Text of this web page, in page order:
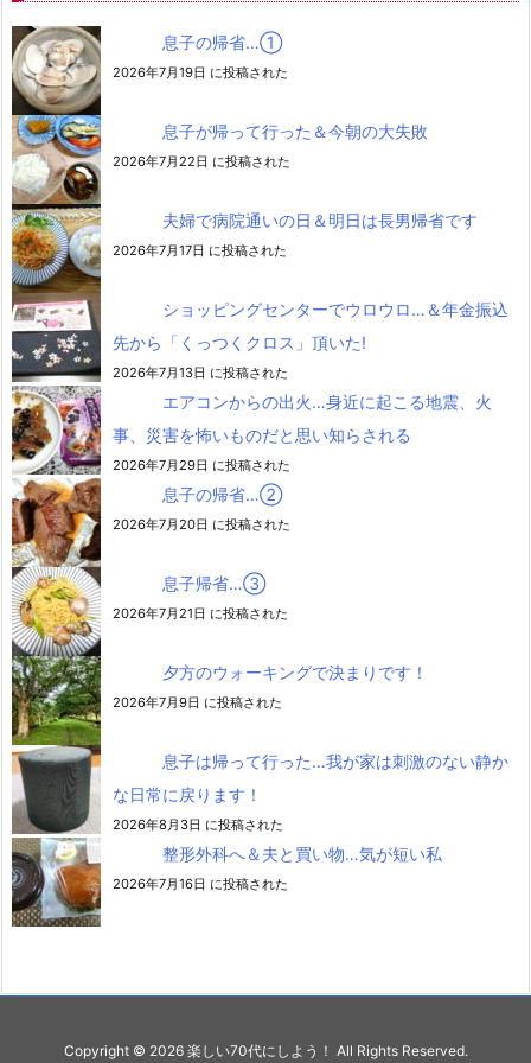
息子の帰省…➀
2026年7月19日 に投稿された
息子が帰って行った＆今朝の大失敗
2026年7月22日 に投稿された
夫婦で病院通いの日＆明日は長男帰省です
2026年7月17日 に投稿された
ショッピングセンターでウロウロ…＆年金振込
先から「くっつくクロス」頂いた!
2026年7月13日 に投稿された
エアコンからの出火…身近に起こる地震、火
事、災害を怖いものだと思い知らされる
2026年7月29日 に投稿された
息子の帰省…②
2026年7月20日 に投稿された
息子帰省…③
2026年7月21日 に投稿された
夕方のウォーキングで決まりです！
2026年7月9日 に投稿された
息子は帰って行った…我が家は刺激のない静か
な日常に戻ります！
2026年8月3日 に投稿された
整形外科へ＆夫と買い物…気が短い私
2026年7月16日 に投稿された
Copyright © 2026 楽しい70代にしよう！ All Rights Reserved.